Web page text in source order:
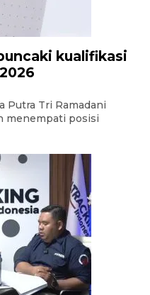
kualifikasi
Putra Tri Ramadani
menempati posisi